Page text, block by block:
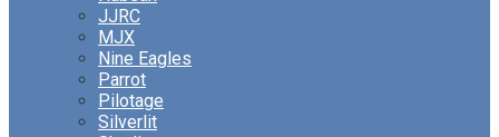
JJRC
MJX
Nine Eagles
Parrot
Pilotage
Silverlit